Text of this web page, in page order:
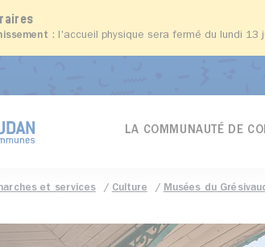
: l'accueil physique sera fermé du lundi
LA COMMUNAUTÉ DE
et services Culture Musées du